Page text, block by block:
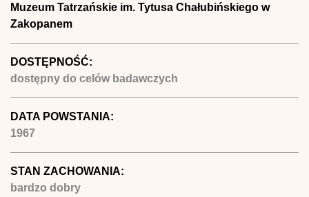
Muzeum Tatrzańskie im. Tytusa Chałubińskiego w
Zakopanem
DOSTĘPNOŚĆ:
dostępny do celów badawczych
DATA POWSTANIA:
1967
STAN ZACHOWANIA:
bardzo dobry